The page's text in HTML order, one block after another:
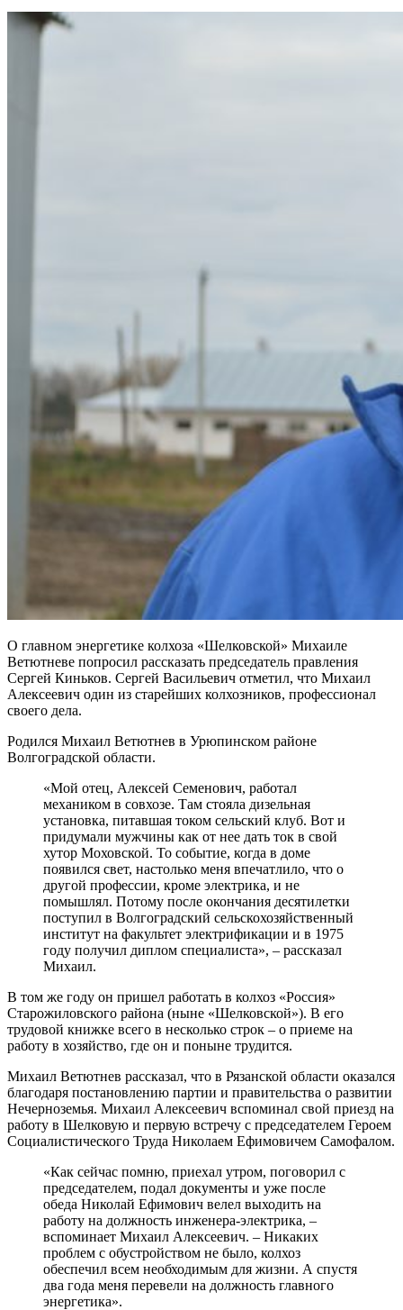
О главном энергетике колхоза «Шелковской» Михаиле
Ветютневе попросил рассказать председатель правления
Сергей Киньков. Сергей Васильевич отметил, что Михаил
Алексеевич один из старейших колхозников, профессионал
своего дела.
Родился Михаил Ветютнев в Урюпинском районе
Волгоградской области.
«Мой отец, Алексей Семенович, работал
механиком в совхозе. Там стояла дизельная
установка, питавшая током сельский клуб. Вот и
придумали мужчины как от нее дать ток в свой
хутор Моховской. То событие, когда в доме
появился свет, настолько меня впечатлило, что о
другой профессии, кроме электрика, и не
помышлял. Потому после окончания десятилетки
поступил в Волгоградский сельскохозяйственный
институт на факультет электрификации и в 1975
году получил диплом специалиста», – рассказал
Михаил.
В том же году он пришел работать в колхоз «Россия»
Старожиловского района (ныне «Шелковской»). В его
трудовой книжке всего в несколько строк – о приеме на
работу в хозяйство, где он и поныне трудится.
Михаил Ветютнев рассказал, что в Рязанской области оказался
благодаря постановлению партии и правительства о развитии
Нечерноземья. Михаил Алексеевич вспоминал свой приезд на
работу в Шелковую и первую встречу с председателем Героем
Социалистического Труда Николаем Ефимовичем Самофалом.
«Как сейчас помню, приехал утром, поговорил с
председателем, подал документы и уже после
обеда Николай Ефимович велел выходить на
работу на должность инженера-электрика, –
вспоминает Михаил Алексеевич. – Никаких
проблем с обустройством не было, колхоз
обеспечил всем необходимым для жизни. А спустя
два года меня перевели на должность главного
энергетика».